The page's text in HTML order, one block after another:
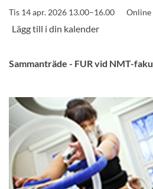
Tis 14 apr. 2026 13.00–16.00
Online
Sammanträde - FUR vid NMT-